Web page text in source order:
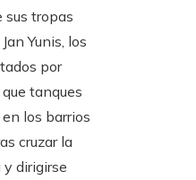
sus tropas
Yunis, los
por
tanques
los barrios
cruzar la
dirigirse